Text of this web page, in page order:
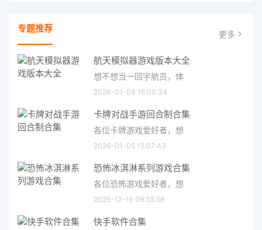
专题推荐 更多
航天模拟器游戏版本大全
想不想当一回宇航员，体
2026-01-08 15:00:34
卡牌对战手游回合制合集
各位卡牌游戏爱好者，想
2026-01-05 15:07:43
恐怖冰淇淋系列游戏合集
各位恐怖游戏爱好者，想
2025-12-19 09:55:58
快手软件合集